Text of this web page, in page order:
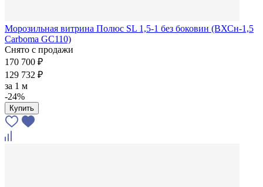
Морозильная витрина Полюс SL 1,5-1 без боковин (ВХСн-1,5
Carboma GC110)
Снято с продажи
170 700 ₽
129 732 ₽
за 1 м
-24%
Купить